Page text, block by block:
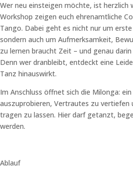
Wer neu einsteigen möchte, ist herzlich
Workshop zeigen euch ehrenamtliche
Tango. Dabei geht es nicht nur um
sondern auch um Aufmerksamkeit,
zu lernen braucht Zeit – und genau
Denn wer dranbleibt, entdeckt eine
Tanz hinauswirkt.
Im Anschluss öffnet sich die Milonga:
auszuprobieren, Vertrautes zu vertiefen
tragen zu lassen. Hier darf getanzt,
werden.
Ablauf